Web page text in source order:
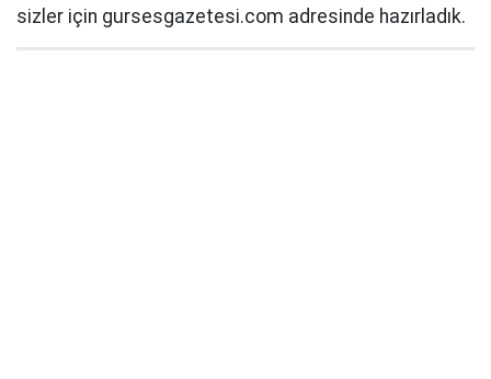
sizler için gursesgazetesi.com adresinde hazırladık.